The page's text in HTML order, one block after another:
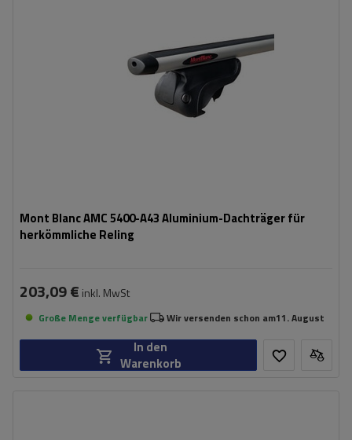
Mont Blanc AMC 5400-A43 Aluminium-Dachträger für
herkömmliche Reling
203,09 € inkl. MwSt
Große Menge verfügbar Wir versenden schon am11. August
In den
Warenkorb